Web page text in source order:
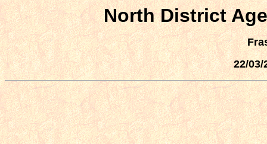
North District
22/03/